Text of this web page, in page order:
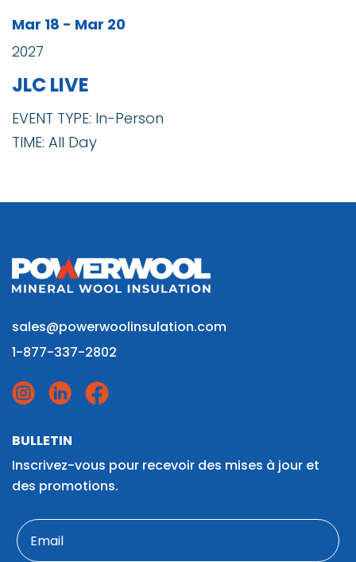
Mar 18 - Mar 20
2027
JLC LIVE
EVENT TYPE: In-Person
TIME: All Day
sales@powerwoolinsulation.com
1-877-337-2802
BULLETIN
Inscrivez-vous pour recevoir des mises à jour et
des promotions.
Email